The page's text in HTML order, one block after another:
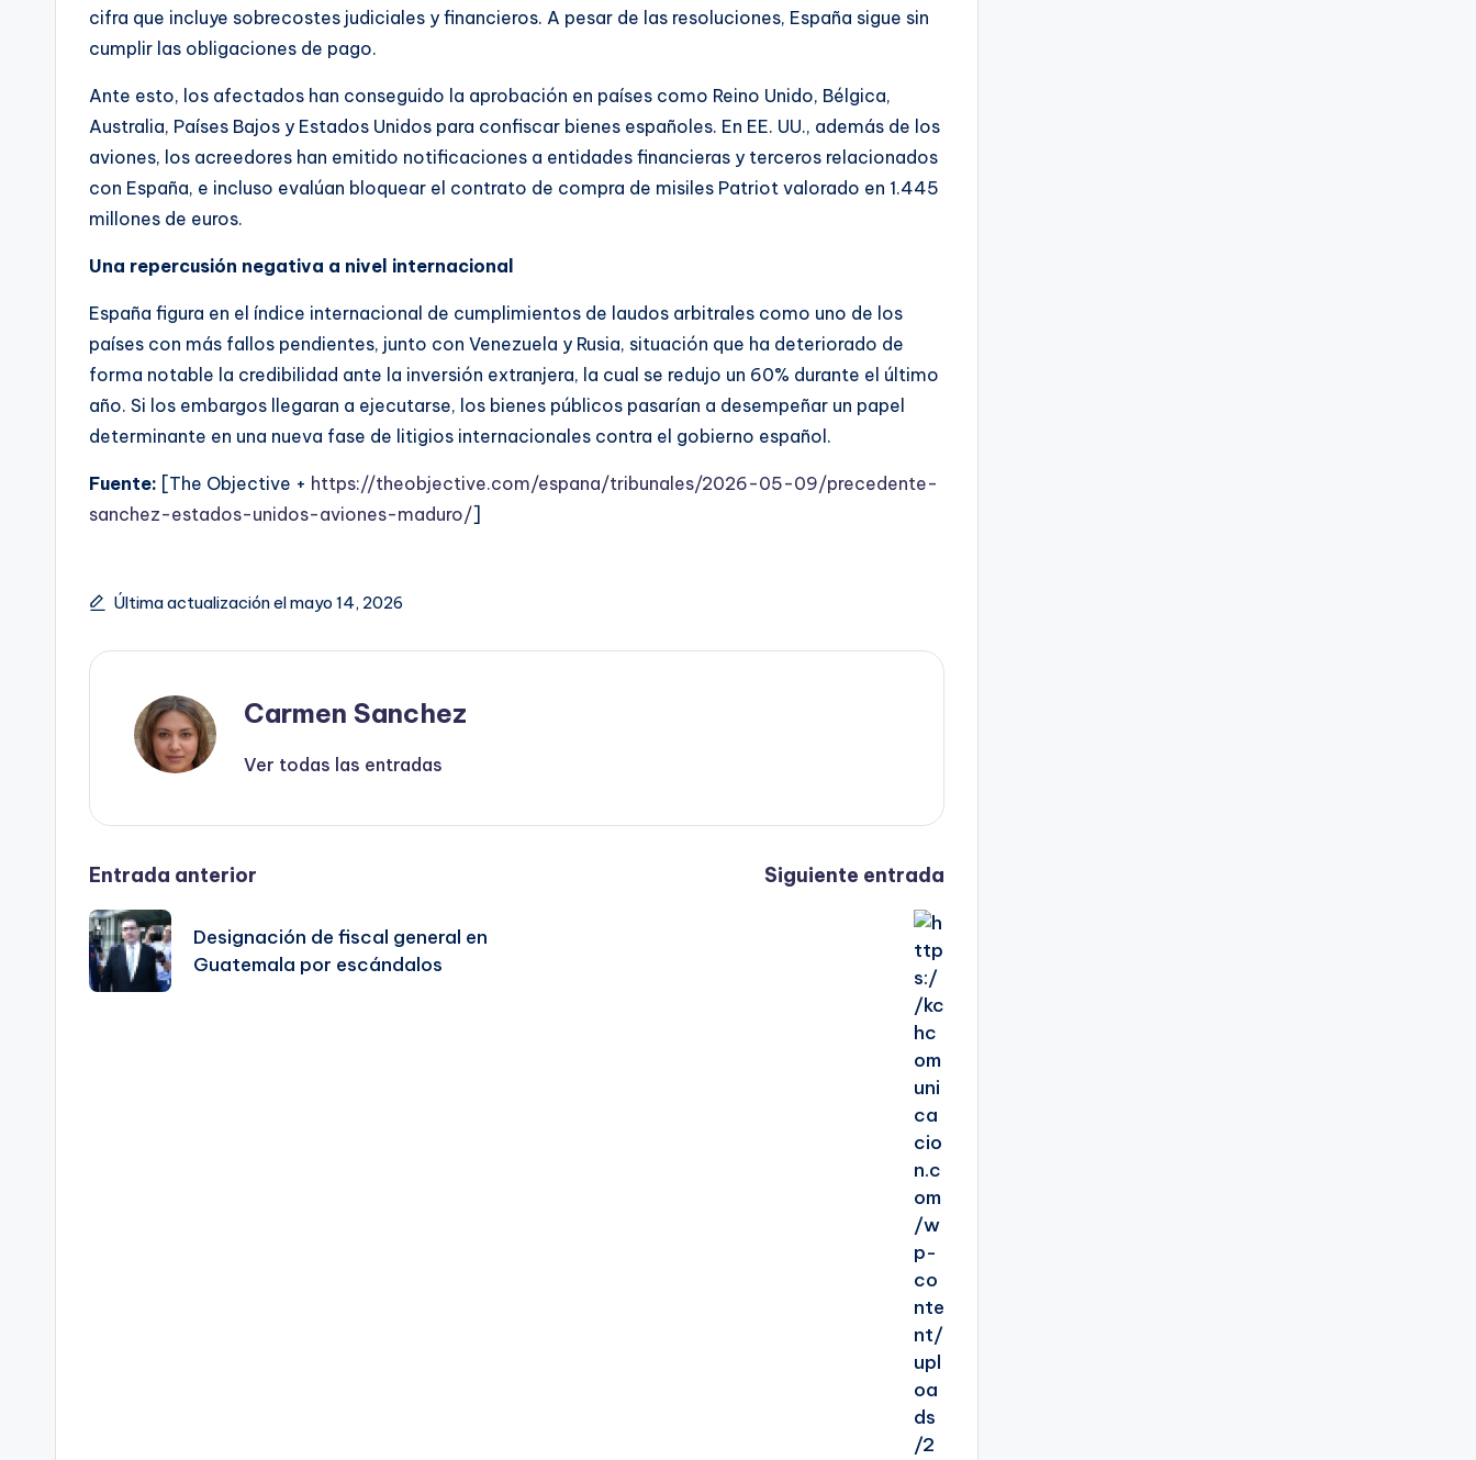
cifra que incluye sobrecostes judiciales y financieros. A pesar de las resoluciones, España sigue sin
cumplir las obligaciones de pago.
Ante esto, los afectados han conseguido la aprobación en países como Reino Unido, Bélgica,
Australia, Países Bajos y Estados Unidos para confiscar bienes españoles. En EE. UU., además de los
aviones, los acreedores han emitido notificaciones a entidades financieras y terceros relacionados
con España, e incluso evalúan bloquear el contrato de compra de misiles Patriot valorado en 1.445
millones de euros.
Una repercusión negativa a nivel internacional
España figura en el índice internacional de cumplimientos de laudos arbitrales como uno de los
países con más fallos pendientes, junto con Venezuela y Rusia, situación que ha deteriorado de
forma notable la credibilidad ante la inversión extranjera, la cual se redujo un 60% durante el último
año. Si los embargos llegaran a ejecutarse, los bienes públicos pasarían a desempeñar un papel
determinante en una nueva fase de litigios internacionales contra el gobierno español.
Fuente: [The Objective + https://theobjective.com/espana/tribunales/2026-05-09/precedente-
sanchez-estados-unidos-aviones-maduro/]
Última actualización el mayo 14, 2026
Carmen Sanchez
Ver todas las entradas
Navegación
de
entradas
Entrada anterior
Designación de fiscal general en
Guatemala por escándalos
Siguiente entrada